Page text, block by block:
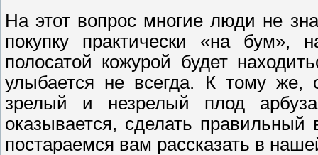
На этот вопрос многие люди не
покупку практически «на бум»,
полосатой кожурой будет
улыбается не всегда. К тому же,
зрелый и незрелый плод
оказывается, сделать
постараемся вам рассказать в